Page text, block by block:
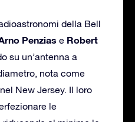
della Bell
Penzias e Robert
su un’antenna a
nota come
New Jersey. Il loro
le